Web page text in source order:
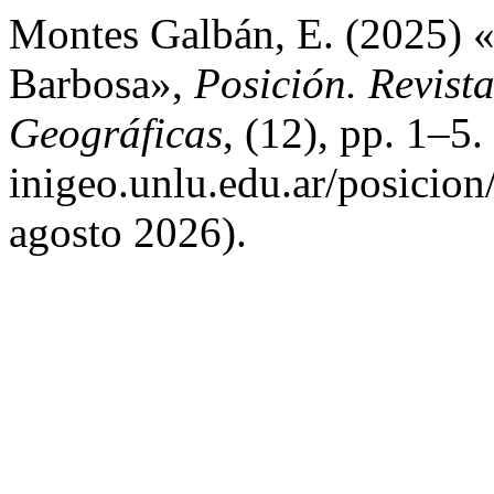
Montes Galbán, E. (2025)
Barbosa», Posición.
Geográficas, (12), pp.
inigeo.unlu.edu.ar/
agosto 2026).